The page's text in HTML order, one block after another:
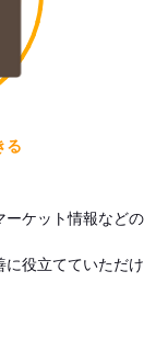
る
ーケット情報などの
に役立てていただけ